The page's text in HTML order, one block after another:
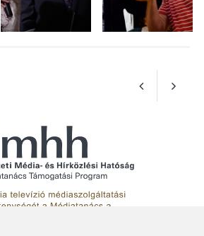
KULTÚRA 2026 AUG 05